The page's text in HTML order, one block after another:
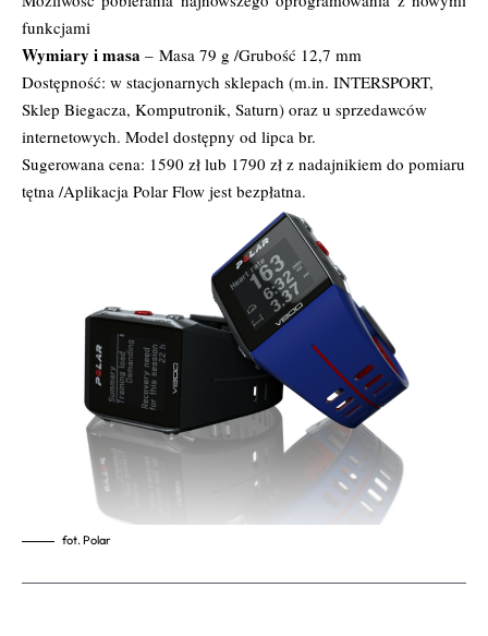
funkcjami
Wymiary i masa – Masa 79 g /Grubość 12,7 mm
Dostępność: w stacjonarnych sklepach (m.in. INTERSPORT,
Sklep Biegacza, Komputronik, Saturn) oraz u sprzedawców
internetowych. Model dostępny od lipca br.
Sugerowana cena: 1590 zł lub 1790 zł z nadajnikiem do pomiaru
tętna /Aplikacja Polar Flow jest bezpłatna.
fot. Polar